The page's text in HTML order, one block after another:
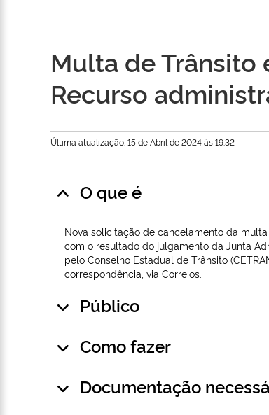
Multa de
Recurso
Última atualização: 15 de Abril de 2024 às 19:32
O que é
Nova solicitação de cancelamento da
com o resultado do julgamento da Junta
pelo Conselho Estadual de Trânsito
correspondência, via Correios.
Público
Como fazer
Documentação